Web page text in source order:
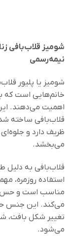
شومیز قلاب‌بافی
نیمه‌رسمی
شومیز یا پلیور
خانم‌هایی است
اهمیت می‌دهند.
قلاب‌بافی ساخته
ظریف دارد و
می‌بخشد.
قلاب‌بافی به دلیل
استفاده روزمره،
مناسب است و حس
می‌کند. این جنس
تغییر شکل
می‌شود.